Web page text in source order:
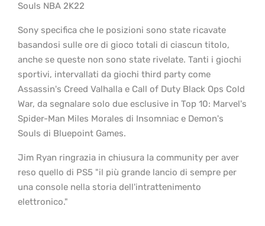
Souls NBA 2K22
Sony specifica che le posizioni sono state ricavate
basandosi sulle ore di gioco totali di ciascun titolo,
anche se queste non sono state rivelate. Tanti i giochi
sportivi, intervallati da giochi third party come
Assassin's Creed Valhalla e Call of Duty Black Ops Cold
War, da segnalare solo due esclusive in Top 10: Marvel's
Spider-Man Miles Morales di Insomniac e Demon's
Souls di Bluepoint Games.
Jim Ryan ringrazia in chiusura la community per aver
reso quello di PS5 "il più grande lancio di sempre per
una console nella storia dell'intrattenimento
elettronico."